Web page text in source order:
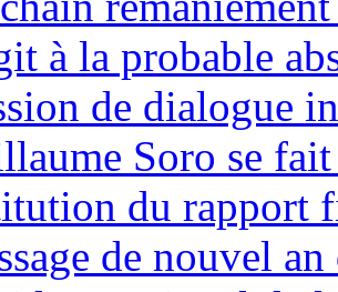
à la probable
de dialogue
Soro se
du rapport
de nouvel